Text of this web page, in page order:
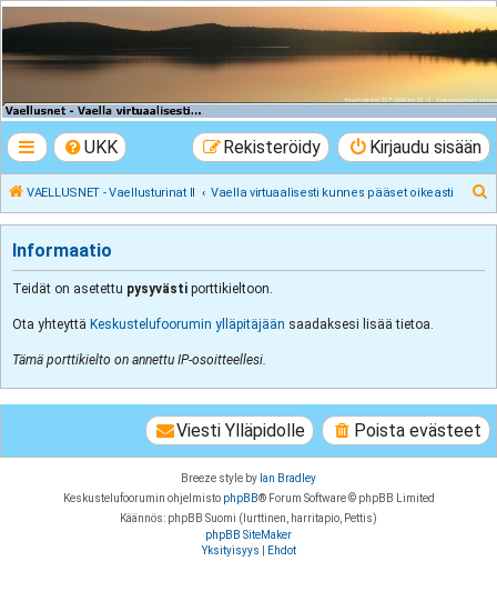
VAELLUSNET -
Vaellusturinat II
UKK Kirjaudu sisään
Rekisteröidy
VAELLUSNET - Vaellusturinat II Vaella virtuaalisesti kunnes pääset oikeasti
Informaatio
Teidät on asetettu pysyvästi porttikieltoon.
Ota yhteyttä Keskustelufoorumin ylläpitäjään saadaksesi lisää tietoa.
Tämä porttikielto on annettu IP-osoitteellesi.
Poista evästeet
Viesti Ylläpidolle
Breeze style by Ian Bradley
Keskustelufoorumin ohjelmisto phpBB® Forum Software © phpBB Limited
Käännös: phpBB Suomi (lurttinen, harritapio, Pettis)
phpBB SiteMaker
Yksityisyys
Ehdot